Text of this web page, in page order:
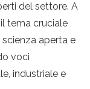
del settore. A
tema cruciale
aperta e
voci
industriale e